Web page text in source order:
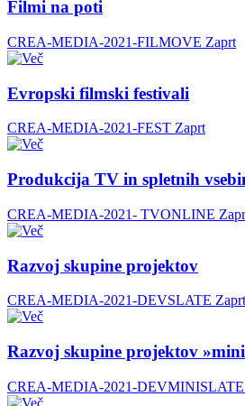
Filmi na poti
CREA-MEDIA-2021-FILMOVE Zaprt
Evropski filmski festivali
CREA-MEDIA-2021-FEST Zaprt
Produkcija TV in spletnih
CREA-MEDIA-2021- TVONLINE
Razvoj skupine projektov
CREA-MEDIA-2021-DEVSLATE Zaprt
Razvoj skupine projektov
CREA-MEDIA-2021-DEVMINISLATE